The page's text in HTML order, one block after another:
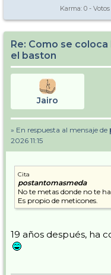
Karma: 0 -
Re: Como se
el baston
Jairo
» En respuesta al mensaje de
2026 11:15
Cita
postantomasmeda
No te metas donde no te
Es propio de meticones.
19 años después, ha